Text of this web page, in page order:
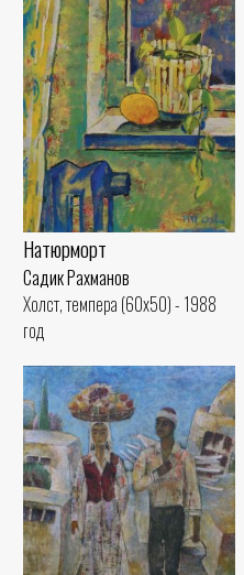
Натюрморт
Садик Рахманов
Холст, темпера (60x50) - 1988
год